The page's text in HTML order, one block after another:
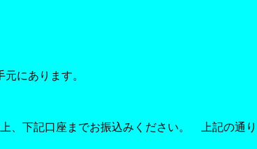
にあります。
、下記口座までお振込みください。 上記の通